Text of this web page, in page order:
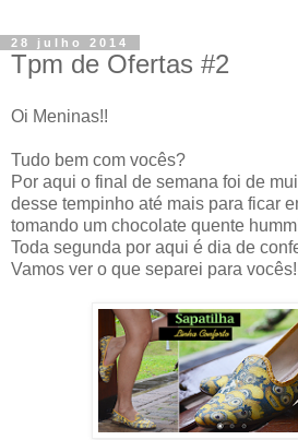
28 julho 2014
Tpm de Ofertas #2
Oi Meninas!!
Tudo bem com vocês?
Por aqui o final de semana foi de
desse tempinho até mais para ficar
tomando um chocolate quente
Toda segunda por aqui é dia de
Vamos ver o que separei para